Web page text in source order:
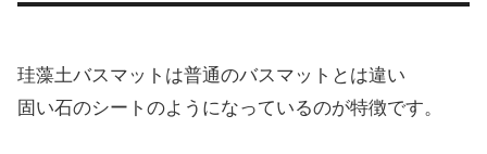
珪藻土バスマットは普通のバスマットとは違い
固い石のシートのようになっているのが特徴です。